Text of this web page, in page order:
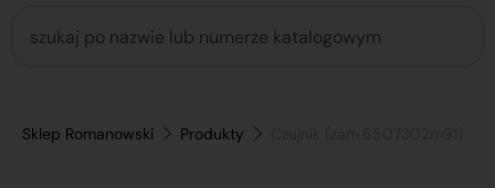
Sklep Romanowski Produkty